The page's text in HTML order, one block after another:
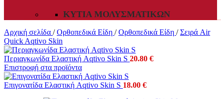
ΚΥΤΊΑ ΜΟΛΥΣΜΑΤΙΚΏΝ
Αρχική σελίδα / Ορθοπεδικά Είδη / Ορθοπεδικά Είδη / Σειρά Air
Quick Aqtivo Skin
Περιαγκωνίδα Ελαστική Aqtivo Skin S 20.80 €
Επιστροφή στα προϊόντα
Eπιγονατίδα Ελαστική Aqtivo Skin S 18.00 €